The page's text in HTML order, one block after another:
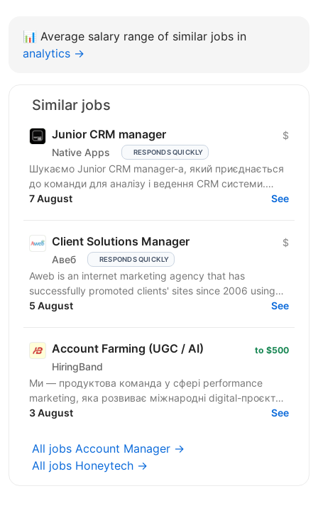
📊 Average salary range of similar jobs in
analytics →
Similar jobs
Junior CRM manager
Native Apps RESPONDS QUICKLY
$
Шукаємо Junior CRM manager-a, який приєднається
до команди для аналізу і ведення CRM системи.
Функціональні обов’язки: робота з CRM-
7 August See
Client Solutions Manager
Авеб RESPONDS QUICKLY
$
Aweb is an internet marketing agency that has
successfully promoted clients' sites since 2006 using
search engine optimisation (SEO) and contextual...
5 August See
Account Farming (UGC / AI)
HiringBand
to $500
Ми — продуктова команда у сфері performance
marketing, яка розвиває міжнародні digital-проєкти.
Зараз шукаємо Media Manager, який допоможе
3 August See
All jobs Account Manager →
All jobs Honeytech →